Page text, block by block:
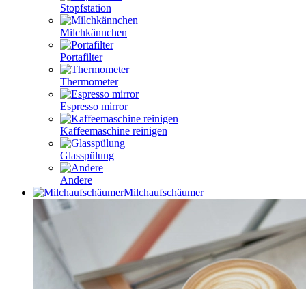
Stopfstation
Milchkännchen
Portafilter
Thermometer
Espresso mirror
Kaffeemaschine reinigen
Glasspülung
Andere
Milchaufschäumer